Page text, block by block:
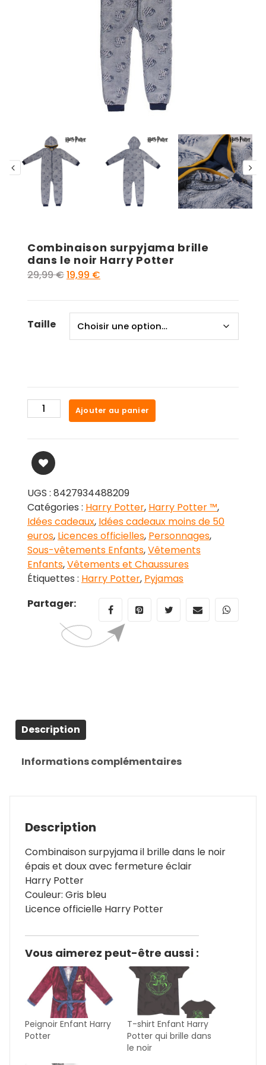
Combinaison surpyjama brille
dans le noir Harry Potter
29,99€Le
était :
29,99 €.
19,99 €
est :
19,99 €.
Taille
quantité
de
surpyjama
brille
dans
le
noir
Harry
Potter
Ajouter au panier
UGS : 8427934488209
Catégories : Harry Potter, Harry Potter ™,
Idées cadeaux, Idées cadeaux moins de 50
euros, Licences officielles, Personnages,
Sous-vêtements Enfants,Vêtements
Enfants,Vêtements et Chaussures
Étiquettes : Harry Potter, Pyjamas
Partager:
Description
Informations complémentaires
Description
Combinaison surpyjama il brille dans le noir
épais et doux avec fermeture éclair
Harry Potter
Couleur: Gris bleu
Licence officielle Harry Potter
Vous aimerez peut-être aussi :
Peignoir Enfant Harry
Potter
T-shirt Enfant Harry
Potter qui brille dans
le noir